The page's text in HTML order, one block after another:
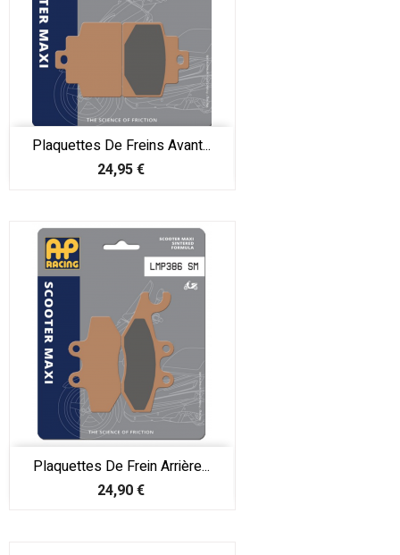
Plaquettes De Freins Avant...
Prix
24,95 €
Plaquettes De Frein Arrière...
Prix
24,90 €